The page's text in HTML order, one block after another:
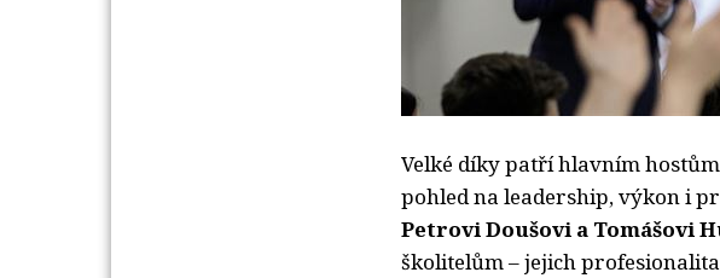
Velké díky patří hlavním
pohled na leadership, výkon i
Petrovi Doušovi a Tomášovi
školitelům – jejich